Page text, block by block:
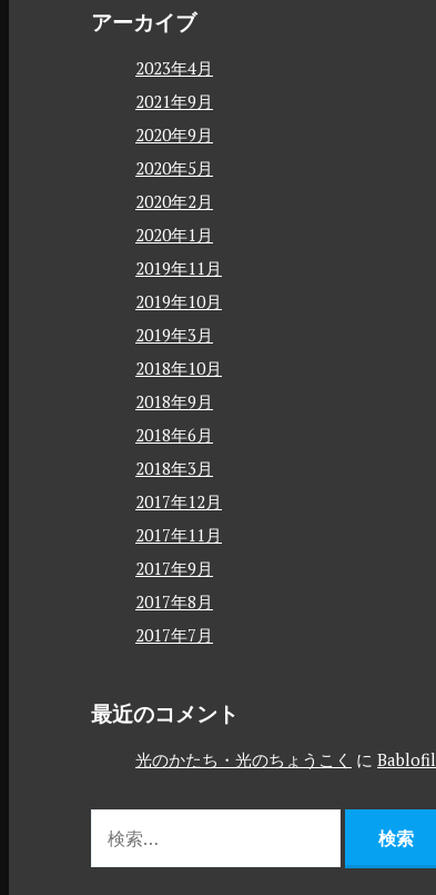
アーカイブ
2023年4月
2021年9月
2020年9月
2020年5月
2020年2月
2020年1月
2019年11月
2019年10月
2019年3月
2018年10月
2018年9月
2018年6月
2018年3月
2017年12月
2017年11月
2017年9月
2017年8月
2017年7月
最近のコメント
光のかたち・光のちょうこく に Bablofil